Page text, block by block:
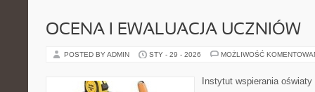
OCENA I EWALUACJA UCZNIÓW
POSTED BY ADMIN STY - 29 - 2026 MOŻLIWOŚĆ
Instytut wspierania